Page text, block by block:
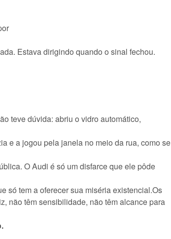
Estava dirigindo quando o sinal fechou.
teve dúvida: abriu o vidro automático,
e a jogou pela janela no meio da rua, como se
O Audi é só um disfarce que ele pôde
só tem a oferecer sua miséria existencial.Os
não têm sensibilidade, não têm alcance para